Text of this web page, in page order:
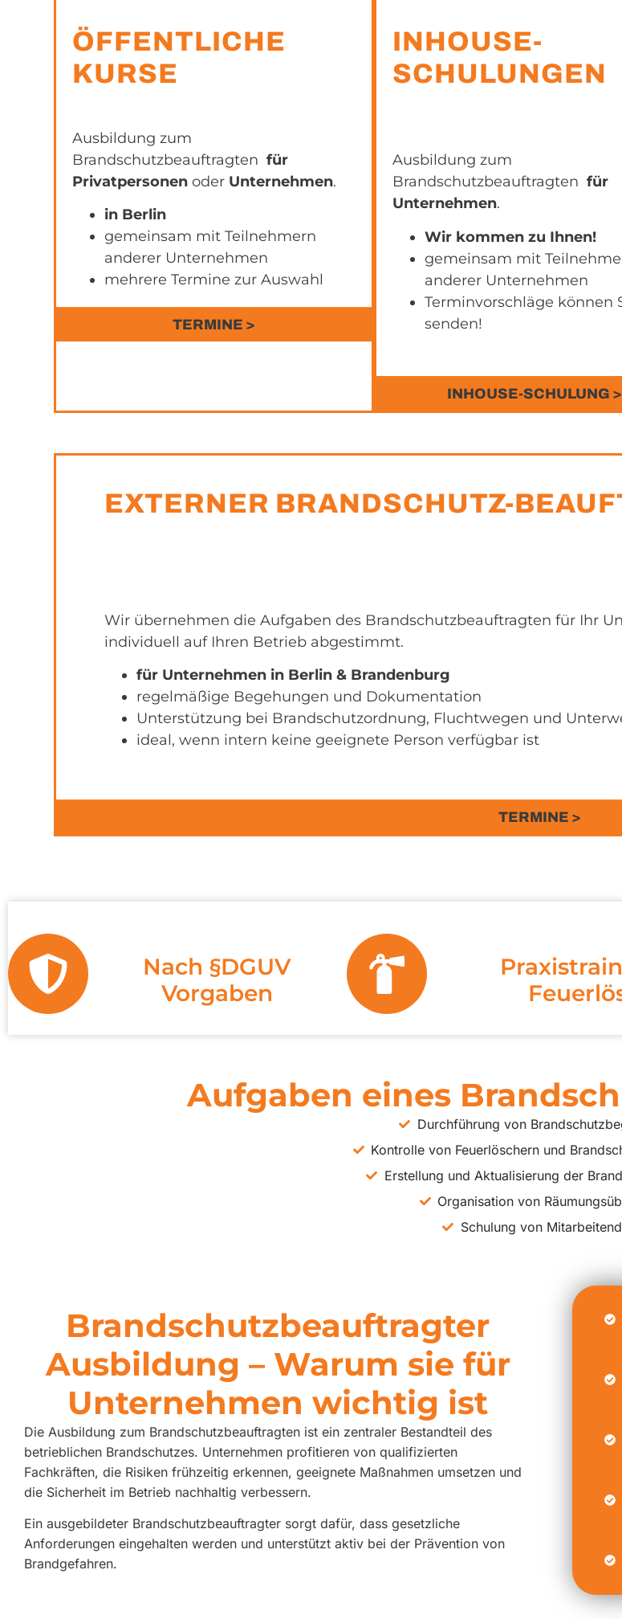
ÖFFENTLICHE
KURSE
Ausbildung zum
Brandschutzbeauftragten für
Privatpersonenoder Unternehmen.
in Berlin
gemeinsam mit Teilnehmern
anderer Unternehmen
mehrere Termine zur Auswahl
TERMINE >
INHOUSE-
SCHULUNGEN
Ausbildung zum
Brandschutzbeauftragtenfür
Unternehmen.
Wir kommen zu Ihnen!
gemeinsam mit
anderer Unternehmen
Terminvorschläge können
senden!
INHOUSE-SCHULUNG >
EXTERNER BRANDSCHUTZ-
Wir übernehmen die Aufgaben des Brandschutzbeauftragten für Ihr
individuell auf Ihren Betrieb abgestimmt.
für Unternehmen in Berlin & Brandenburg
regelmäßige Begehungen und Dokumentation
Unterstützung bei Brandschutzordnung, Fluchtwegen und
ideal, wenn intern keine geeignete Person verfügbar ist
TERMINE >
Nach §DGUV
Vorgaben
Aufgaben eines
Durchführung von
Kontrolle von Feuerlöschern und
Erstellung und Aktualisierung der
Organisation von
Schulung von
Brandschutzbeauftragter
Ausbildung – Warum sie für
Unternehmen wichtig ist
Die Ausbildung zum Brandschutzbeauftragten ist ein zentraler Bestandteil des
betrieblichen Brandschutzes. Unternehmen profitieren von qualifizierten
Fachkräften, die Risiken frühzeitig erkennen, geeignete Maßnahmen umsetzen und
die Sicherheit im Betrieb nachhaltig verbessern.
Ein ausgebildeter Brandschutzbeauftragter sorgt dafür, dass gesetzliche
Anforderungen eingehalten werden und unterstützt aktiv bei der Prävention von
Brandgefahren.